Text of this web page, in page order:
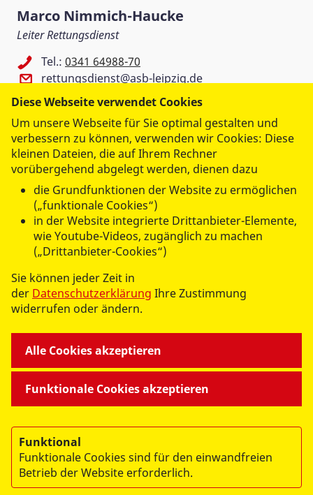
Marco Nimmich-Haucke
Leiter Rettungsdienst
Tel.: 0341 64988-70
rettungsdienst@asb-leipzig.de
ASB Rettungswache
Theodor-Neubauer-Straße 37
04318 Leipzig
WIR FÜR SIE
- UNSERE DIENSTLEISTUNGEN -
- UNSERE ANGEBOTE -
- DER ASB LEIPZIG -
Diese Webseite verwendet Cookies
Um unsere Webseite für Sie optimal gestalten und
verbessern zu können, verwenden wir Cookies: Diese
kleinen Dateien, die auf Ihrem Rechner
vorübergehend abgelegt werden, dienen dazu
die Grundfunktionen der Website zu ermöglichen
(„funktionale Cookies“)
in der Website integrierte Drittanbieter-Elemente,
wie Youtube-Videos, zugänglich zu machen
(„Drittanbieter-Cookies“)
Sie können jeder Zeit in
der Datenschutzerklärung Ihre Zustimmung
widerrufen oder ändern.
Funktionale Cookies akzeptieren
Alle Cookies akzeptieren
Funktional
Funktionale Cookies sind für den einwandfreien
Betrieb der Website erforderlich.